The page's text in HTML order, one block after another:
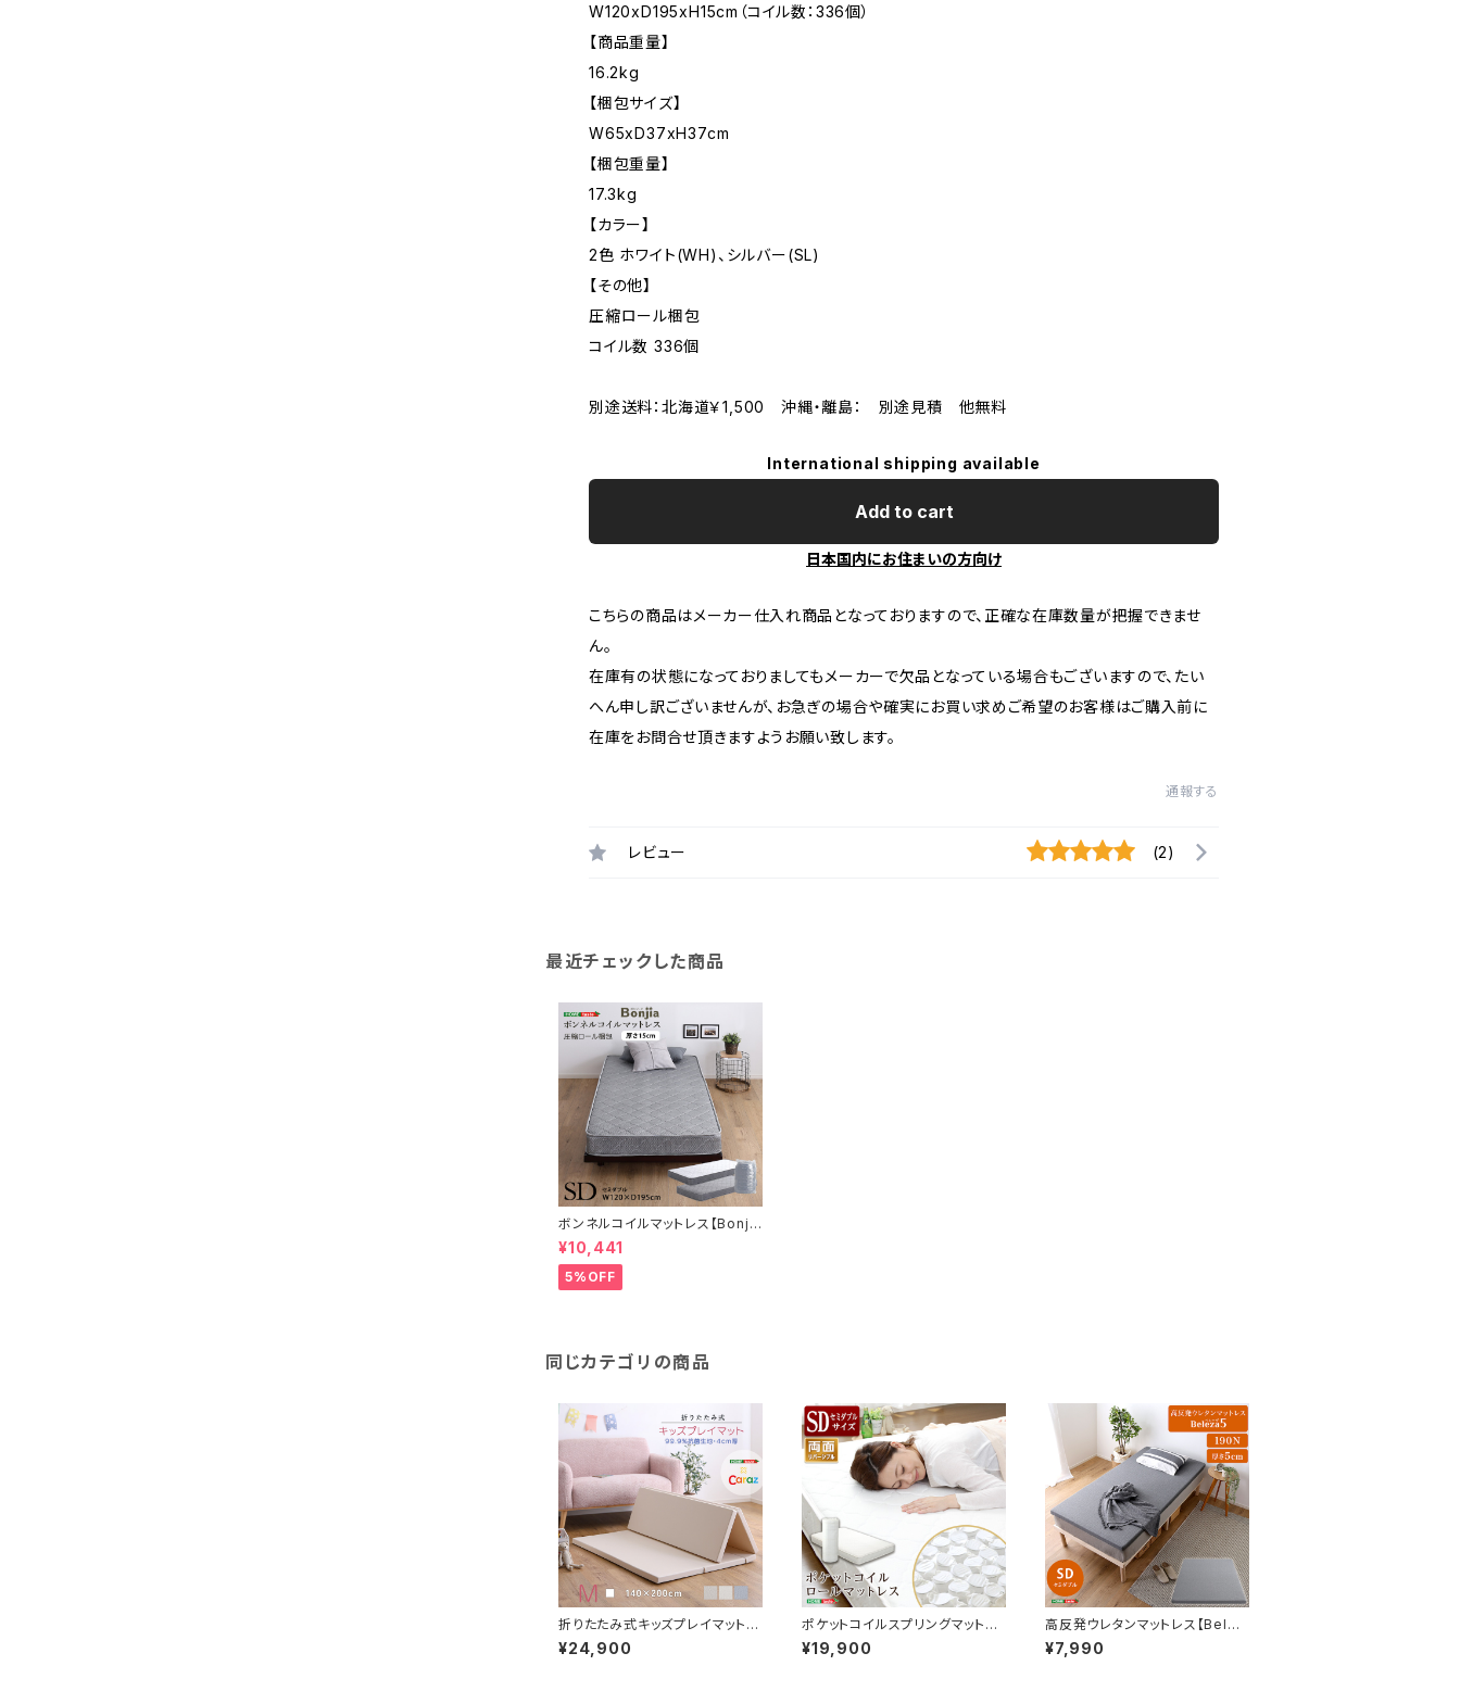
W120xD195xH15cm（コイル数：336個）
【商品重量】
16.2kg
【梱包サイズ】
W65xD37xH37cm
【梱包重量】
17.3kg
【カラー】
2色 ホワイト(WH)、シルバー(SL)
【その他】
圧縮ロール梱包
コイル数 336個
別途送料：北海道￥1,500 沖縄・離島： 別途見積 他無料
International shipping available
Add to cart
日本国内にお住まいの方向け
こちらの商品はメーカー仕入れ商品となっておりますので、正確な在庫数量が把握できませ
ん。
在庫有の状態になっておりましてもメーカーで欠品となっている場合もございますので、たい
へん申し訳ございませんが、お急ぎの場合や確実にお買い求めご希望のお客様はご購入前に
在庫をお問合せ頂きますようお願い致します。
通報する
レビュー (2)
最近チェックした商品
ボンネルコイルマットレス【Bonjia
-ボンジーア-】セミダブルサイ
ズ BRM-01SD
¥10,441
5%OFF
同じカテゴリの商品
折りたたみ式キッズプレイマット
Mサイズ（140×200cm） KPM-
1420M
¥24,900
ポケットコイルスプリングマットレ
ス【-Robilia-ロビリア】（セミダブ
ル用）※ロール梱包でラクラク搬
¥19,900
高反発ウレタンマットレス【Belez
a5-ベレーザ・ファイブ-】(セミダ
ブル) ORM-05SD
¥7,990